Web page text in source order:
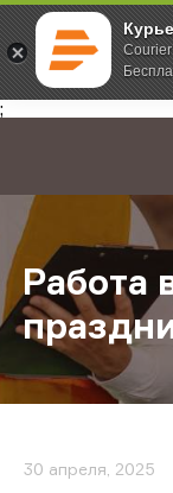
;
Главная О
Работа
30 апреля, 2025